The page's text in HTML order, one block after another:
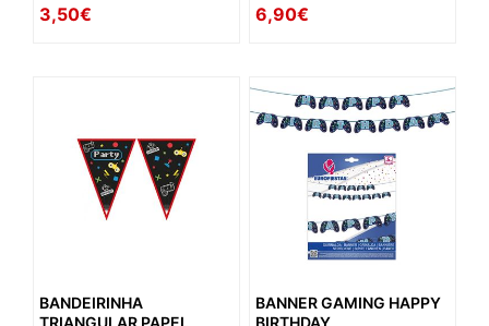
3,50€ 6,90€
BANDEIRINHA
TRIANGULAR PAPEL
BANNER GAMING HAPPY
BIRTHDAY